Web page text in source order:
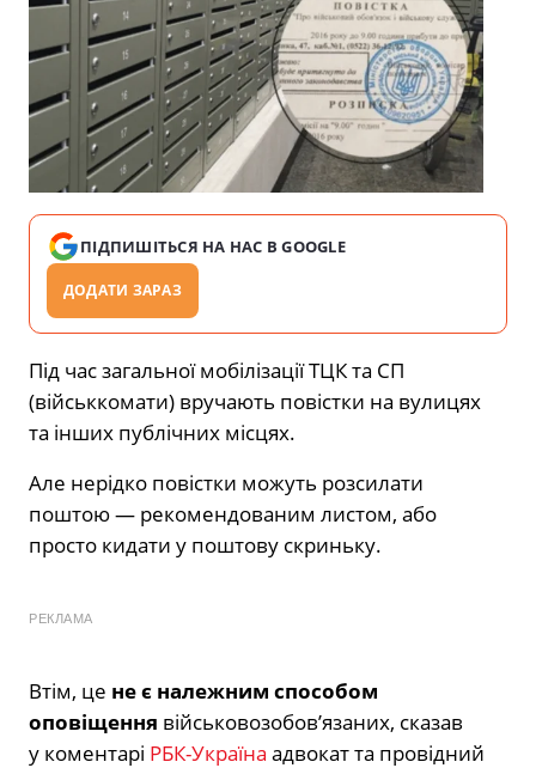
ПІДПИШІТЬСЯ НА НАС В GOOGLE
ДОДАТИ ЗАРАЗ
Під час загальної мобілізації ТЦК та СП
(військкомати) вручають повістки на вулицях
та інших публічних місцях.
Але нерідко повістки можуть розсилати
поштою — рекомендованим листом, або
просто кидати у поштову скриньку.
РЕКЛАМА
Втім, це не є належним способом
оповіщення військовозобов’язаних, сказав
у коментарі РБК-Україна адвокат та провідний